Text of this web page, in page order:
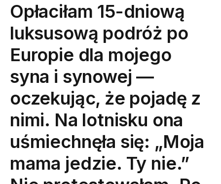
Opłaciłam 15-dniową
luksusową podróż po
Europie dla mojego
syna i synowej —
oczekując, że pojadę z
nimi. Na lotnisku ona
uśmiechnęła się: „Moja
mama jedzie. Ty nie.”